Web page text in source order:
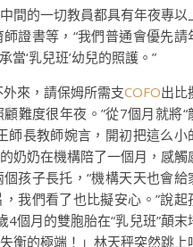
間的一切教員都具有年夜專以
證書等，“我們普通會優先請
‘乳兒班’幼兒的照護。”
來，請保姆所需支COFO出比
難度很年夜。”從7個月就將“
師長教師婉言，開初把這么小
奶奶在機構陪了一個月，感觸
孩子長托，“機構天天也會給
我們看了也比擬安心。”說起
個月的雙胞胎在“乳兒班”顛末
衡的極端！」林天秤突然跳上